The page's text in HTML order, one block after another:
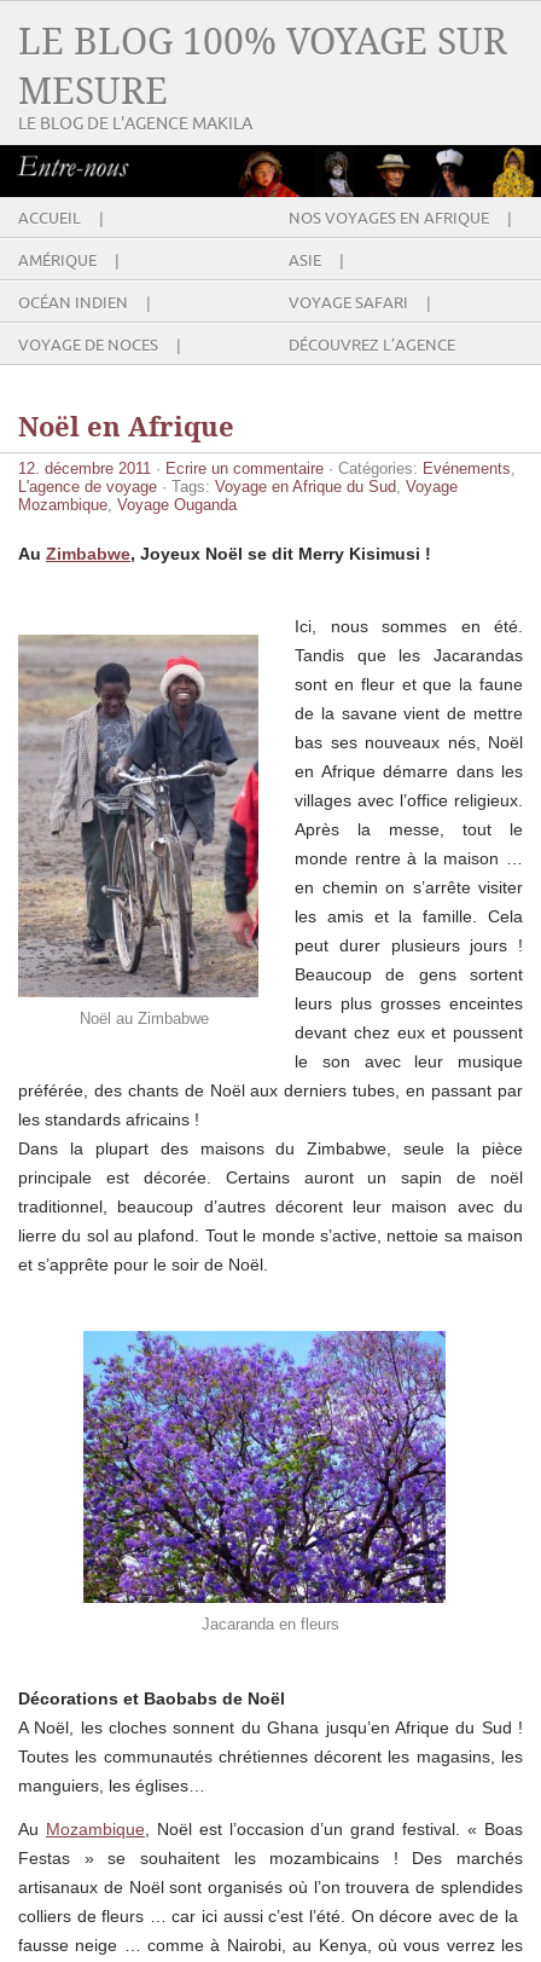
LE BLOG 100% VOYAGE SUR
MESURE
LE BLOG DE L'AGENCE MAKILA
ACCUEIL | NOS VOYAGES EN AFRIQUE |
AMÉRIQUE | ASIE |
OCÉAN INDIEN | VOYAGE SAFARI |
VOYAGE DE NOCES | DÉCOUVREZ L’AGENCE
Noël en Afrique
12. décembre 2011 · Ecrire un commentaire · Catégories: Evénements
L'agence de voyage · Tags: Voyage en Afrique du Sud Voyage
Mozambique Voyage Ouganda
Au Zimbabwe, Joyeux Noël se dit Merry Kisimusi !
Noël au Zimbabwe
Ici, nous sommes en été.
Tandis que les Jacarandas
sont en fleur et que la faune
de la savane vient de mettre
bas ses nouveaux nés, Noël
en Afrique démarre dans les
villages avec l’office religieux.
Après la messe, tout le
monde rentre à la maison …
en chemin on s’arrête visiter
les amis et la famille. Cela
peut durer plusieurs jours !
Beaucoup de gens sortent
leurs plus grosses enceintes
devant chez eux et poussent
le son avec leur musique
préférée, des chants de Noël aux derniers tubes, en passant par
les standards africains !
Dans la plupart des maisons du Zimbabwe, seule la pièce
principale est décorée. Certains auront un sapin de noël
traditionnel, beaucoup d’autres décorent leur maison avec du
lierre du sol au plafond. Tout le monde s’active, nettoie sa maison
et s’apprête pour le soir de Noël.
Jacaranda en fleurs
Décorations et Baobabs de Noël
A Noël, les cloches sonnent du Ghana jusqu’en Afrique du Sud !
Toutes les communautés chrétiennes décorent les magasins, les
manguiers, les églises…
Au Mozambique , Noël est l’occasion d’un grand festival. « Boas
Festas » se souhaitent les mozambicains ! Des marchés
artisanaux de Noël sont organisés où l’on trouvera de splendides
colliers de fleurs … car ici aussi c’est l’été. On décore avec de la
fausse neige … comme à Nairobi, au Kenya, où vous verrez les